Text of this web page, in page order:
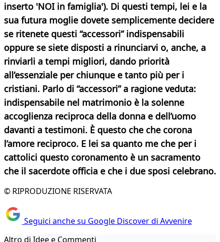
inserto 'NOI in famiglia'). Di questi tempi, lei e la
sua futura moglie dovete semplicemente decidere
se ritenete questi “accessori” indispensabili
oppure se siete disposti a rinunciarvi o, anche, a
rinviarli a tempi migliori, dando priorità
all’essenziale per chiunque e tanto più per i
cristiani. Parlo di “accessori” a ragione veduta:
indispensabile nel matrimonio è la solenne
accoglienza reciproca della donna e dell’uomo
davanti a testimoni. È questo che che corona
l’amore reciproco. E lei sa quanto me che per i
cattolici questo coronamento è un sacramento
che il sacerdote officia e che i due sposi celebrano.
© RIPRODUZIONE RISERVATA
Seguici anche su Google Discover di Avvenire
Altro di Idee e Commenti